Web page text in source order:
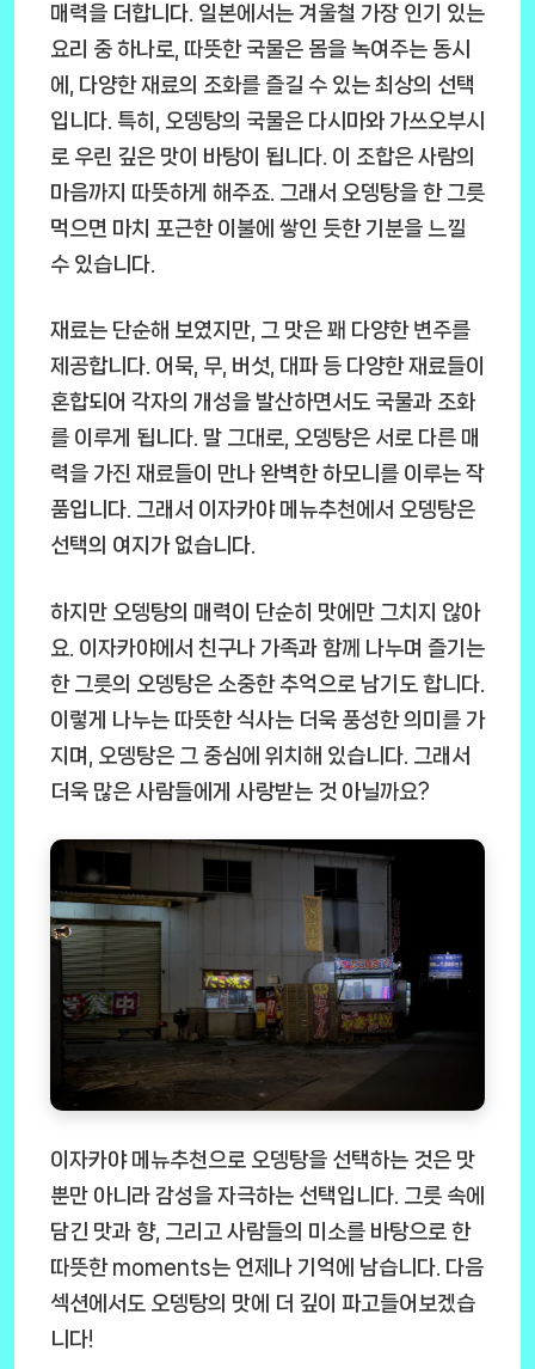
매력을 더합니다. 일본에서는 겨울철 가장 인기 있는
요리 중 하나로, 따뜻한 국물은 몸을 녹여주는 동시
에, 다양한 재료의 조화를 즐길 수 있는 최상의 선택
입니다. 특히, 오뎅탕의 국물은 다시마와 가쓰오부시
로 우린 깊은 맛이 바탕이 됩니다. 이 조합은 사람의
마음까지 따뜻하게 해주죠. 그래서 오뎅탕을 한 그릇
먹으면 마치 포근한 이불에 쌓인 듯한 기분을 느낄
수 있습니다.
재료는 단순해 보였지만, 그 맛은 꽤 다양한 변주를
제공합니다. 어묵, 무, 버섯, 대파 등 다양한 재료들이
혼합되어 각자의 개성을 발산하면서도 국물과 조화
를 이루게 됩니다. 말 그대로, 오뎅탕은 서로 다른 매
력을 가진 재료들이 만나 완벽한 하모니를 이루는 작
품입니다. 그래서 이자카야 메뉴추천에서 오뎅탕은
선택의 여지가 없습니다.
하지만 오뎅탕의 매력이 단순히 맛에만 그치지 않아
요. 이자카야에서 친구나 가족과 함께 나누며 즐기는
한 그릇의 오뎅탕은 소중한 추억으로 남기도 합니다.
이렇게 나누는 따뜻한 식사는 더욱 풍성한 의미를 가
지며, 오뎅탕은 그 중심에 위치해 있습니다. 그래서
더욱 많은 사람들에게 사랑받는 것 아닐까요?
이자카야 메뉴추천으로 오뎅탕을 선택하는 것은 맛
뿐만 아니라 감성을 자극하는 선택입니다. 그릇 속에
담긴 맛과 향, 그리고 사람들의 미소를 바탕으로 한
따뜻한 moments는 언제나 기억에 남습니다. 다음
섹션에서도 오뎅탕의 맛에 더 깊이 파고들어보겠습
니다!